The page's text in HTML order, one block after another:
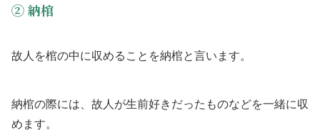
② 納棺
故人を棺の中に収めることを納棺と言います。
納棺の際には、故人が生前好きだったものなどを一緒に収
めます。